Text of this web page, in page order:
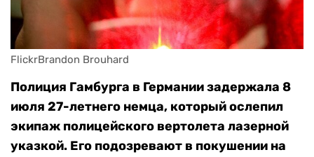
FlickrBrandon Brouhard
Полиция Гамбурга в Германии задержала 8
июля 27-летнего немца, который ослепил
экипаж полицейского вертолета лазерной
указкой. Его подозревают в покушении на